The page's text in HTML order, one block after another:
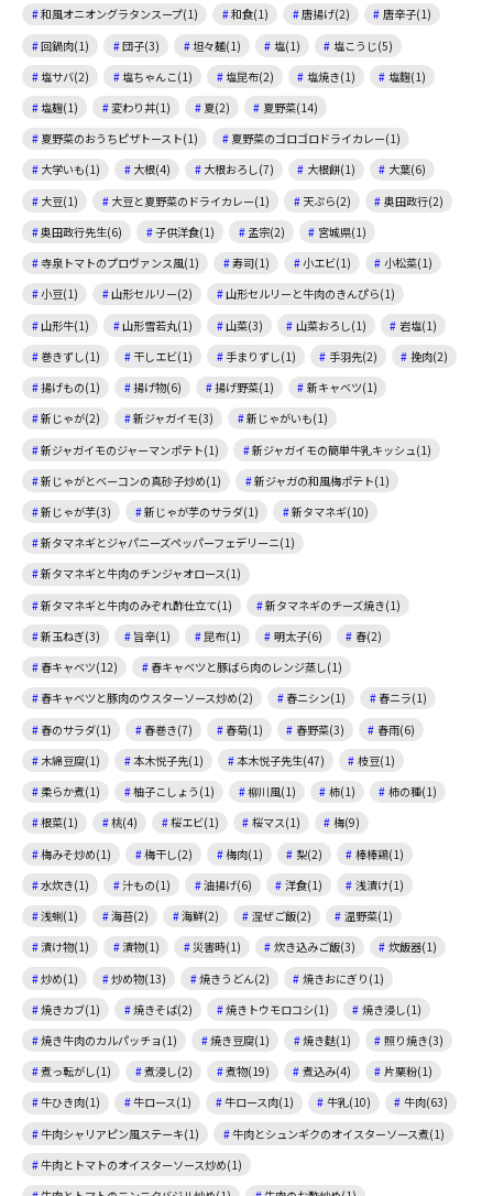
和風オニオングラタンスープ(1)
和食(1) 唐揚げ(2)
唐辛子(1)
回鍋肉(1)
団子(3) 坦々麺(1) 塩(1)
塩こうじ(5)
塩サバ(2)
塩ちゃんこ(1) 塩昆布(2) 塩焼き(1)
塩麴(1)
塩麹(1)
変わり丼(1) 夏(2)
夏野菜(14)
夏野菜のおうちピザトースト(1)
夏野菜のゴロゴロドライカレー(1)
大学いも(1)
大根(4) 大根おろし(7) 大根餅(1)
大葉(6)
大豆(1)
大豆と夏野菜のドライカレー(1) 天ぷら(2)
奥田政行(2)
奥田政行先生(6)
子供洋食(1) 孟宗(2)
宮城県(1)
寺泉トマトのプロヴァンス風(1)
寿司(1) 小エビ(1)
小松菜(1)
小豆(1)
山形セルリー(2)
山形セルリーと牛肉のきんぴら(1)
山形牛(1)
山形雪若丸(1) 山菜(3) 山菜おろし(1)
岩塩(1)
巻きずし(1)
干しエビ(1) 手まりずし(1) 手羽先(2)
挽肉(2)
揚げもの(1)
揚げ物(6) 揚げ野菜(1)
新キャベツ(1)
新じゃが(2)
新ジャガイモ(3)
新じゃがいも(1)
新ジャガイモのジャーマンポテト(1)
新ジャガイモの簡単牛乳キッシュ(1)
新じゃがとベーコンの真砂子炒め(1)
新ジャガの和風梅ポテト(1)
新じゃが芋(3)
新じゃが芋のサラダ(1)
新タマネギ(10)
新タマネギとジャパニーズペッパーフェデリーニ(1)
新タマネギと牛肉のチンジャオロース(1)
新タマネギと牛肉のみぞれ酢仕立て(1)
新タマネギのチーズ焼き(1)
新玉ねぎ(3)
旨辛(1) 昆布(1) 明太子(6)
春(2)
春キャベツ(12)
春キャベツと豚ばら肉のレンジ蒸し(1)
春キャベツと豚肉のウスターソース炒め(2)
春ニシン(1)
春ニラ(1)
春のサラダ(1)
春巻き(7) 春菊(1) 春野菜(3)
春雨(6)
木綿豆腐(1)
本木悦子先(1) 本木悦子先生(47)
枝豆(1)
柔らか煮(1)
柚子こしょう(1) 柳川風(1) 柿(1)
柿の種(1)
根菜(1)
桃(4) 桜エビ(1) 桜マス(1)
梅(9)
梅みそ炒め(1)
梅干し(2) 梅肉(1) 梨(2)
棒棒鶏(1)
水炊き(1)
汁もの(1) 油揚げ(6) 洋食(1)
浅漬け(1)
浅蜊(1)
海苔(2) 海鮮(2) 混ぜご飯(2)
温野菜(1)
漬け物(1)
漬物(1) 災害時(1) 炊き込みご飯(3)
炊飯器(1)
炒め(1)
炒め物(13) 焼きうどん(2)
焼きおにぎり(1)
焼きカブ(1)
焼きそば(2) 焼きトウモロコシ(1)
焼き浸し(1)
焼き牛肉のカルパッチョ(1)
焼き豆腐(1) 焼き麩(1)
照り焼き(3)
煮っ転がし(1)
煮浸し(2) 煮物(19) 煮込み(4)
片栗粉(1)
牛ひき肉(1)
牛ロース(1) 牛ロース肉(1) 牛乳(10)
牛肉(63)
牛肉シャリアピン風ステーキ(1)
牛肉とシュンギクのオイスターソース煮(1)
牛肉とトマトのオイスターソース炒め(1)